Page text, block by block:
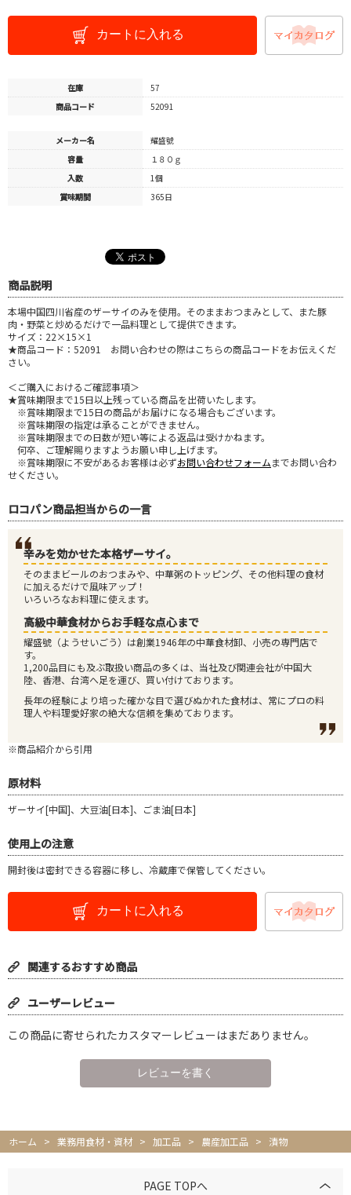
カートに入れる
在庫
57
商品コード
52091
メーカー名
耀盛號
容量
１８０ｇ
入数
1個
賞味期間
365日
商品説明
本場中国四川省産のザーサイのみを使用。そのままおつまみとして、また豚
肉・野菜と炒めるだけで一品料理として提供できます。
サイズ：22×15×1
★商品コード：52091 お問い合わせの際はこちらの商品コードをお伝えくだ
さい。
＜ご購入におけるご確認事項＞
★賞味期限まで15日以上残っている商品を出荷いたします。
※賞味期限まで15日の商品がお届けになる場合もございます。
※賞味期限の指定は承ることができません。
※賞味期限までの日数が短い等による返品は受けかねます。
何卒、ご理解賜りますようお願い申し上げます。
※賞味期限に不安があるお客様は必ずお問い合わせフォームまでお問い合わ
せください。
ロコパン商品担当からの一言
辛みを効かせた本格ザーサイ。
そのままビールのおつまみや、中華粥のトッピング、その他料理の食材
に加えるだけで風味アップ！
いろいろなお料理に使えます。
高級中華食材からお手軽な点心まで
耀盛號（ようせいごう）は創業1946年の中華食材卸、小売の専門店で
す。
1,200品目にも及ぶ取扱い商品の多くは、当社及び関連会社が中国大
陸、香港、台湾へ足を運び、買い付けております。
長年の経験により培った確かな目で選びぬかれた食材は、常にプロの料
理人や料理愛好家の絶大な信頼を集めております。
※商品紹介から引用
原材料
ザーサイ[中国]、大豆油[日本]、ごま油[日本]
使用上の注意
開封後は密封できる容器に移し、冷蔵庫で保管してください。
カートに入れる
関連するおすすめ商品
ユーザーレビュー
この商品に寄せられたカスタマーレビューはまだありません。
ホーム > 業務用食材・資材 > 加工品 > 農産加工品 > 漬物
PAGE TOPへ